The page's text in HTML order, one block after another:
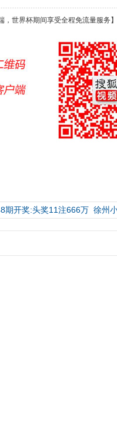
世界杯期间享受全程免流量服务】
期开奖:头奖11注666万 徐州